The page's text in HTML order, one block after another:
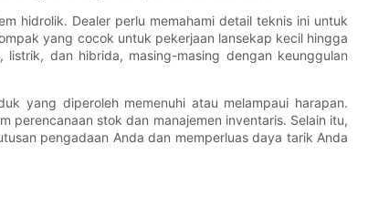
hidrolik. Dealer perlu memahami detail teknis ini untuk
yang cocok untuk pekerjaan lansekap kecil hingga
dan hibrida, masing-masing dengan keunggulan
yang diperoleh memenuhi atau melampaui harapan.
perencanaan stok dan manajemen inventaris. Selain itu,
pengadaan Anda dan memperluas daya tarik Anda